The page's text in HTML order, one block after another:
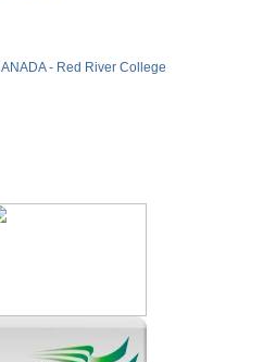
- Red River College